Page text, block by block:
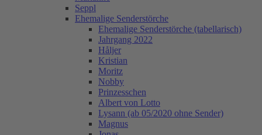
Seppl
Ehemalige Senderstörche
Ehemalige Senderstörche (tabellarisch)
Jahrgang 2022
Håljer
Kristian
Moritz
Nobby
Prinzesschen
Albert von Lotto
Lysann (ab 05/2020 ohne Sender)
Magnus